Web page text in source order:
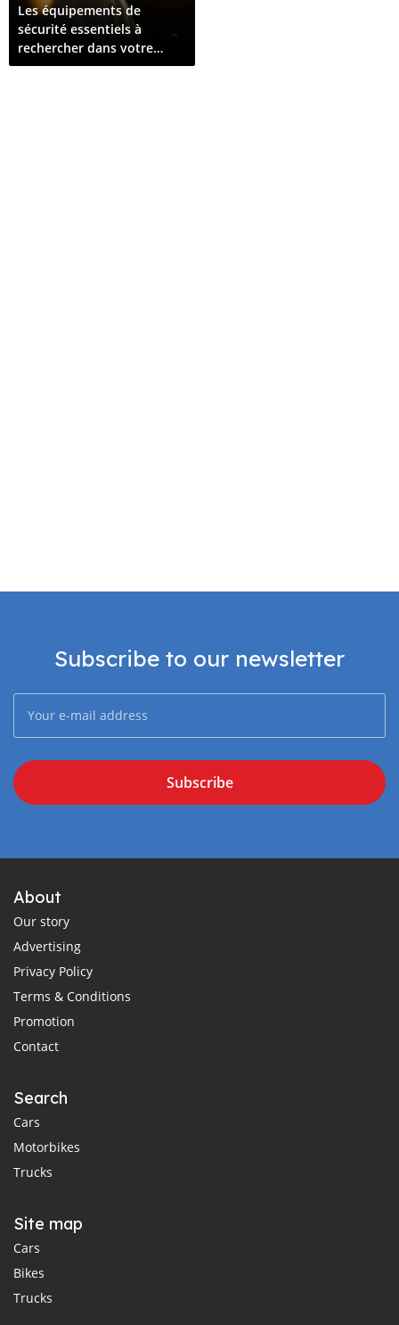
Les équipements de
sécurité essentiels à
rechercher dans votre
prochain véhicule
Subscribe to our newsletter
Subscribe
About
Our story
Advertising
Privacy Policy
Terms & Conditions
Promotion
Contact
Search
Cars
Motorbikes
Trucks
Site map
Cars
Bikes
Trucks